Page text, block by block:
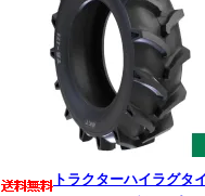
トラクターハイラグタ